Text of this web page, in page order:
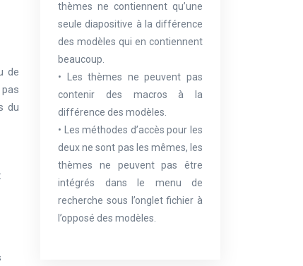
de
du
thèmes ne contiennent qu’une
seule diapositive à la différence
des modèles qui en contiennent
beaucoup.
• Les thèmes ne peuvent pas
contenir des macros à la
différence des modèles.
• Les méthodes d’accès pour les
deux ne sont pas les mêmes, les
thèmes ne peuvent pas être
intégrés dans le menu de
recherche sous l’onglet fichier à
l’opposé des modèles.